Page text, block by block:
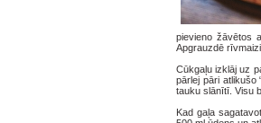
pievieno žāvētos
Apgrauzdē
Cūkgaļu izklāj uz
pārlej pāri atlikušo
tauku slānītī. Visu
Kad gaļa